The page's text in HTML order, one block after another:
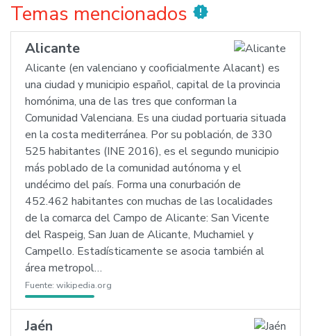
Temas mencionados new_releases
Alicante
Alicante (en valenciano y cooficialmente Alacant) es
una ciudad y municipio español, capital de la provincia
homónima, una de las tres que conforman la
Comunidad Valenciana. Es una ciudad portuaria situada
en la costa mediterránea. Por su población, de 330
525 habitantes (INE 2016), es el segundo municipio
más poblado de la comunidad autónoma y el
undécimo del país. Forma una conurbación de
452.462 habitantes con muchas de las localidades
de la comarca del Campo de Alicante: San Vicente
del Raspeig, San Juan de Alicante, Muchamiel y
Campello. Estadísticamente se asocia también al
área metropol…
Fuente: wikipedia.org
Jaén